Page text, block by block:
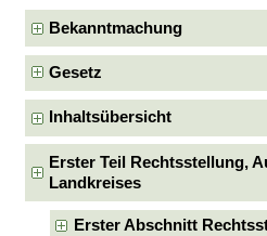
Bekanntmachung
Gesetz
Inhaltsübersicht
Erster Teil Rechtsstellung,
Landkreises
Erster Abschnitt